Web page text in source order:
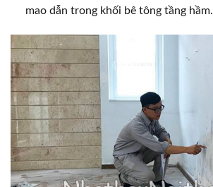
mao dẫn trong khối bê tông tầng hầm.